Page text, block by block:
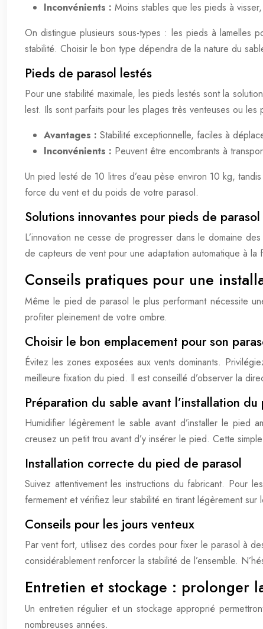
Inconvénients : Moins stables que les pieds à
On distingue plusieurs sous-types : les pieds à lamelles
stabilité. Choisir le bon type dépendra de la nature du
Pieds de parasol lestés
Pour une stabilité maximale, les pieds lestés sont la
lest. Ils sont parfaits pour les plages très venteuses ou
Avantages : Stabilité exceptionnelle, faciles à
Inconvénients : Peuvent être encombrants à
Un pied lesté de 10 litres d’eau pèse environ 10 kg,
force du vent et du poids de votre parasol.
Solutions innovantes pour pieds de parasol
L’innovation ne cesse de progresser dans le domaine
de capteurs de vent pour une adaptation automatique à
Conseils pratiques pour une
Même le pied de parasol le plus performant nécessite
profiter pleinement de votre ombre.
Choisir le bon emplacement pour son
Évitez les zones exposées aux vents dominants.
meilleure fixation du pied. Il est conseillé d’observer la
Préparation du sable avant l’installation du
Humidifier légèrement le sable avant d’installer le pied
creusez un petit trou avant d’y insérer le pied. Cette
Installation correcte du pied de parasol
Suivez attentivement les instructions du fabricant. Pour
fermement et vérifiez leur stabilité en tirant légèrement
Conseils pour les jours venteux
Par vent fort, utilisez des cordes pour fixer le parasol à
considérablement renforcer la stabilité de l’ensemble.
Entretien et stockage : prolonger
Un entretien régulier et un stockage approprié
nombreuses années.